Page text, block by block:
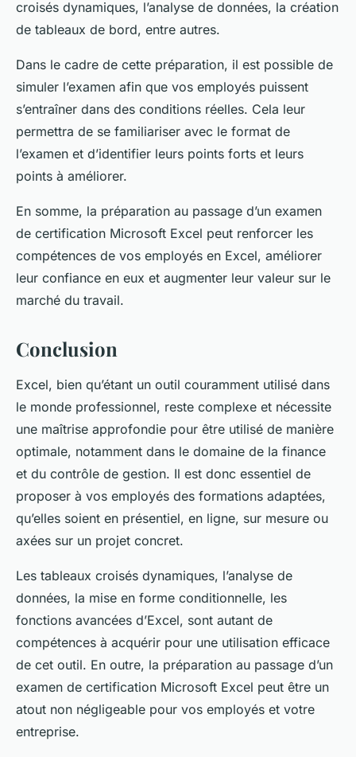
croisés dynamiques, l’analyse de données, la création
de tableaux de bord, entre autres.
Dans le cadre de cette préparation, il est possible de
simuler l’examen afin que vos employés puissent
s’entraîner dans des conditions réelles. Cela leur
permettra de se familiariser avec le format de
l’examen et d’identifier leurs points forts et leurs
points à améliorer.
En somme, la préparation au passage d’un examen
de certification Microsoft Excel peut renforcer les
compétences de vos employés en Excel, améliorer
leur confiance en eux et augmenter leur valeur sur le
marché du travail.
Conclusion
Excel, bien qu’étant un outil couramment utilisé dans
le monde professionnel, reste complexe et nécessite
une maîtrise approfondie pour être utilisé de manière
optimale, notamment dans le domaine de la finance
et du contrôle de gestion. Il est donc essentiel de
proposer à vos employés des formations adaptées,
qu’elles soient en présentiel, en ligne, sur mesure ou
axées sur un projet concret.
Les tableaux croisés dynamiques, l’analyse de
données, la mise en forme conditionnelle, les
fonctions avancées d’Excel, sont autant de
compétences à acquérir pour une utilisation efficace
de cet outil. En outre, la préparation au passage d’un
examen de certification Microsoft Excel peut être un
atout non négligeable pour vos employés et votre
entreprise.